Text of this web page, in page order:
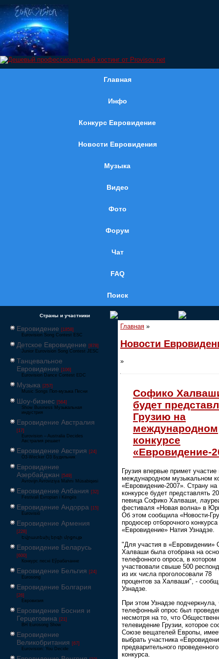
Главная
Инфо
Конкурс Евровидение
Новости Евровидения
Музыка
Видео
Фото
Форум
Чат
FAQ
Поиск
Страны и участники
Евровидение [1858]
Eurovision Song Contest ESC
Детское Евровидение [878]
Junior Eurovision Song Contest JESC
Танцевальное
Евровидение [106]
Eurovision Dance Contest EDC
Музыка [257]
Music Songs Поп-музыка Песни
Шоу-бизнес [564]
Show Business Музыкальная
индустрия
Евровидение Австралия
[17]
Eurovision – Australia Decides
Австралия решает
Евровидение Австрия [24]
Ö3-Wecker Ö3 Будильник
Евровидение
Азербайджан [549]
Avrovijn Avroviziya Mahnı Müsabiqəsi
Евровидение Албания [32]
Festivali Evropian i Këngës
Евровидение Андорра [15]
Eurovisió
Евровидение Армения
[228]
Եվրատեսիլ երգի մրցույթ
Евровидение Беларусь
[600]
Конкурс песні Еўрабачанне
Евровидение Бельгия [24]
Eurosong
Евровидение Болгария
[26]
Евровизия
Евровидение Босния и
Герцеговина [21]
BH Eurosong Show
Евровидение
Великобритания [67]
Eurovision: You Decide
Главная »
Новости
»
Софико
будет
Грузию на
международном
конкурсе
«Евровидение-
Грузия впервые примет участие
международном музыкальном
«Евровидение-2007». Страну на
конкурсе будет представлять
певица Софико Халваши,
фестиваля «Новая волна» в
Об этом сообщила «Новости-
продюсер отборочного конкурса
«Евровидение» Натия Узнадзе.
"Для участия в «Евровидении»
Халваши была отобрана на
телефонного опроса, в котором
участвовали свыше 500
из их числа проголосовали 78
процентов за Халваши", -
Узнадзе.
При этом Узнадзе подчеркнула,
телефонный опрос был
несмотря на то, что
телевидение Грузии, которое
Союзе вещателей Европы,
выбрать участника
предварительного проведенного
конкурса.